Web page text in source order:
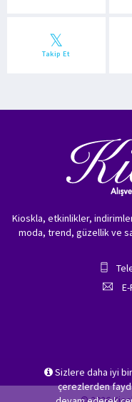
Takip Et
Sizlere daha iyi
çerezlerden
Kioskla, etkinlikler,
moda, trend, güzellik ve